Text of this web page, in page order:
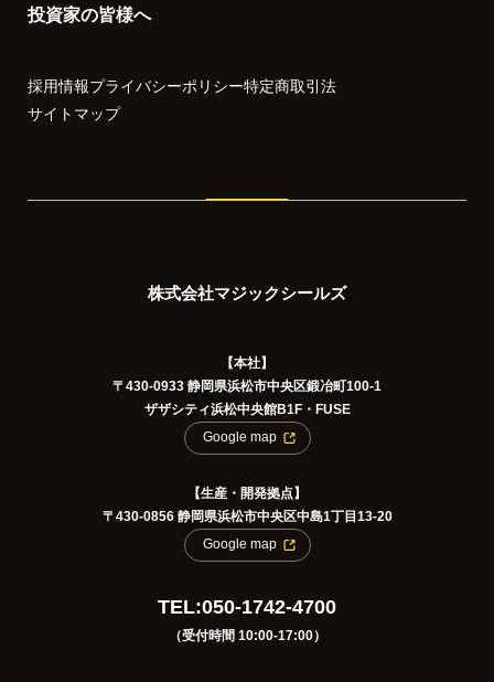
投資家の皆様へ
採用情報プライバシーポリシー特定商取引法
サイトマップ
株式会社マジックシールズ
【本社】
〒430-0933 静岡県浜松市中央区鍛冶町100-1
ザザシティ浜松中央館B1F・FUSE
Google map
【生産・開発拠点】
〒430-0856 静岡県浜松市中央区中島1丁目13-20
Google map
TEL:050-1742-4700
（受付時間 10:00-17:00）